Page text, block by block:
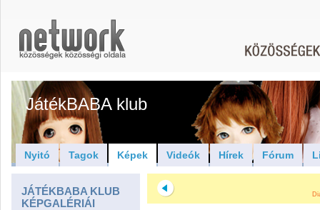
JátékBABA klub
Nyitó Tagok Képek Videók Hírek Fórum
JÁTÉKBABA KLUB
KÉPGALÉRIÁI